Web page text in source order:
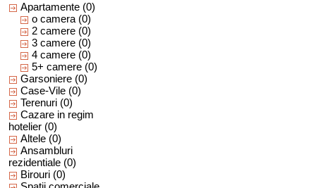
Apartamente (0)
o camera (0)
2 camere (0)
3 camere (0)
4 camere (0)
5+ camere (0)
Garsoniere (0)
Case-Vile (0)
Terenuri (0)
Cazare in regim
hotelier (0)
Altele (0)
Ansambluri
rezidentiale (0)
Birouri (0)